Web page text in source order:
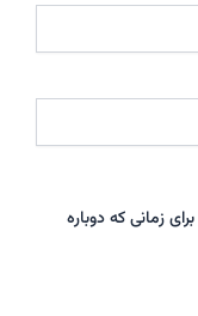
زمانی که دوباره